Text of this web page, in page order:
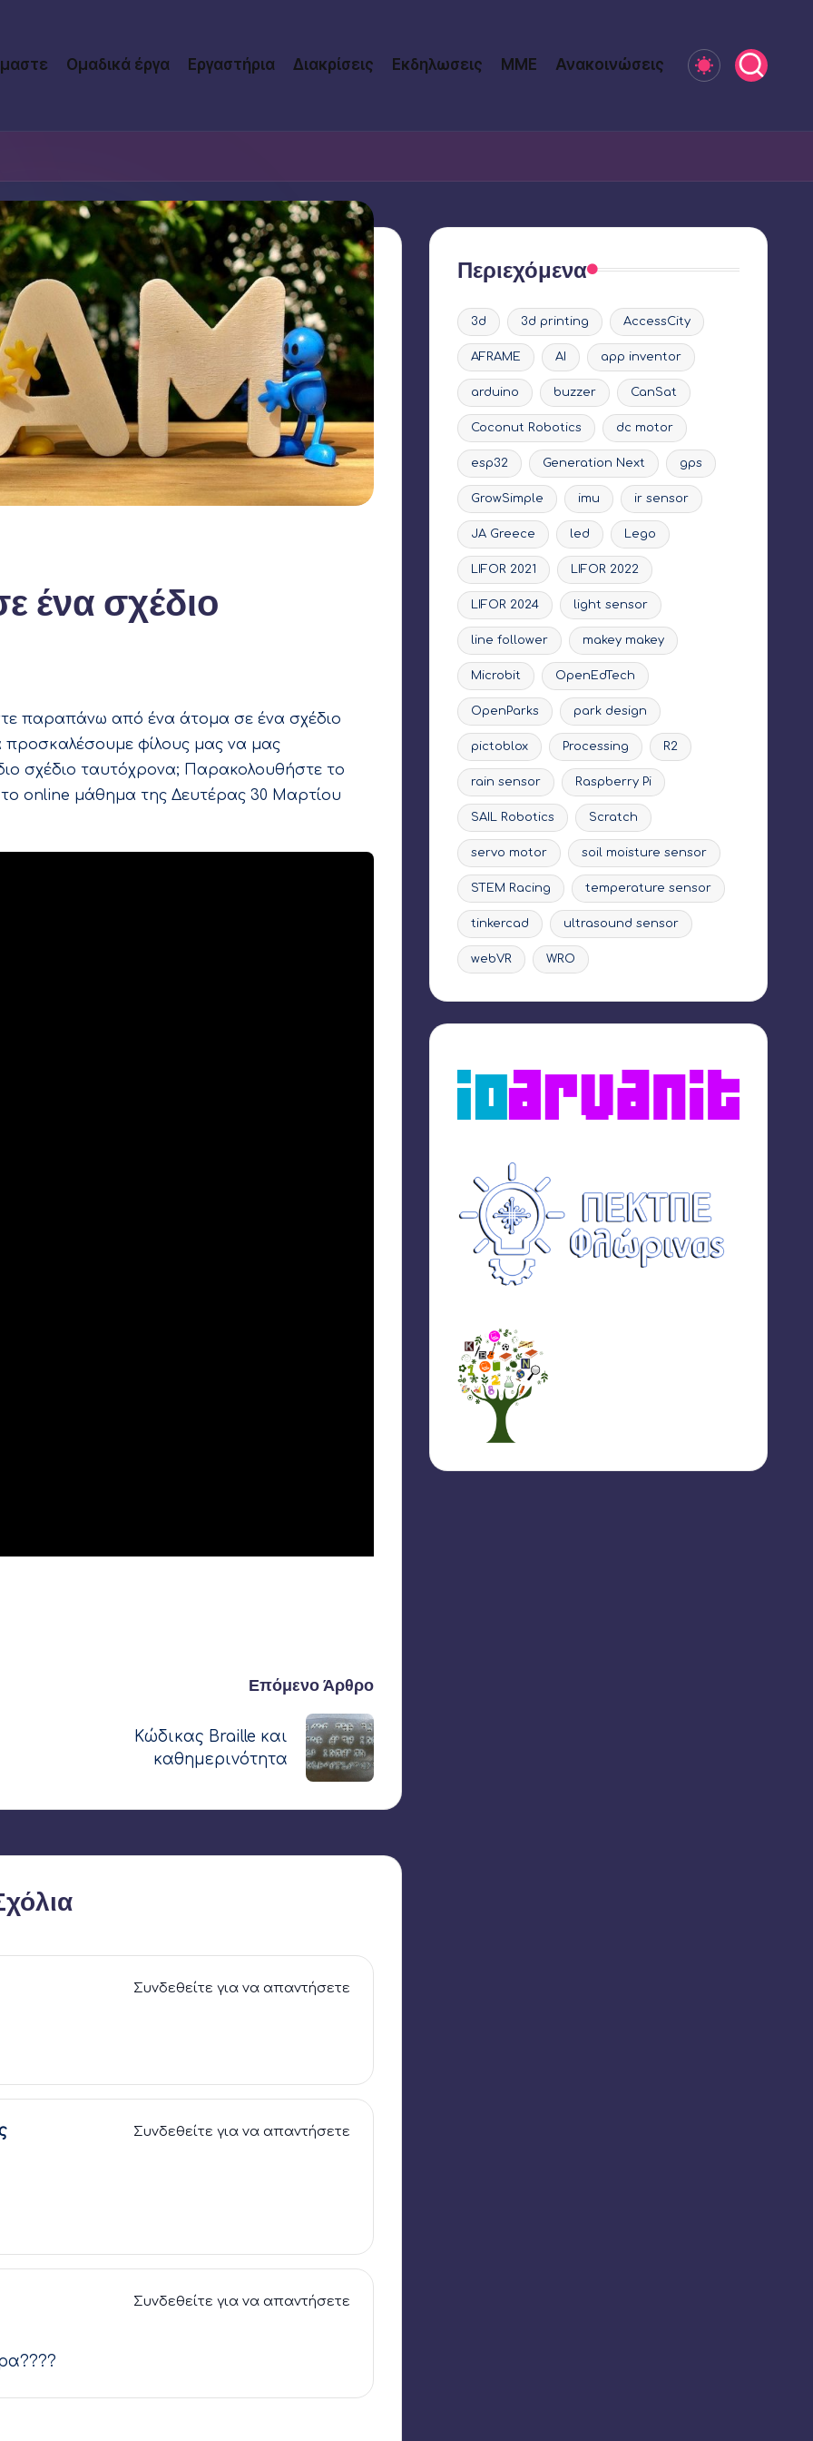
Ομαδικά έργα Εργαστήρια Διακρίσεις Εκδηλωσεις ΜΜΕ Ανακοινώσεις
ένα σχέδιο
παραπάνω από ένα άτομα σε ένα σχέδιο
προσκαλέσουμε φίλους μας να μας
σχέδιο ταυτόχρονα; Παρακολουθήστε το
το online μάθημα της Δευτέρας 30 Μαρτίου
Επόμενο Άρθρο
Κώδικας Braille και
καθημερινότητα
Συνδεθείτε για να απαντήσετε
Συνδεθείτε για να απαντήσετε
Συνδεθείτε για να απαντήσετε
Περιεχόμενα
3d 3d printing AccessCity
AFRAME AI app inventor
arduino buzzer CanSat
Coconut Robotics dc motor
esp32 Generation Next gps
GrowSimple imu ir sensor
JA Greece led Lego
LIFOR 2021 LIFOR 2022
LIFOR 2024 light sensor
line follower makey makey
Microbit OpenEdTech
OpenParks park design
pictoblox Processing R2
rain sensor Raspberry Pi
SAIL Robotics Scratch
servo motor soil moisture sensor
STEM Racing temperature sensor
tinkercad ultrasound sensor
webVR WRO